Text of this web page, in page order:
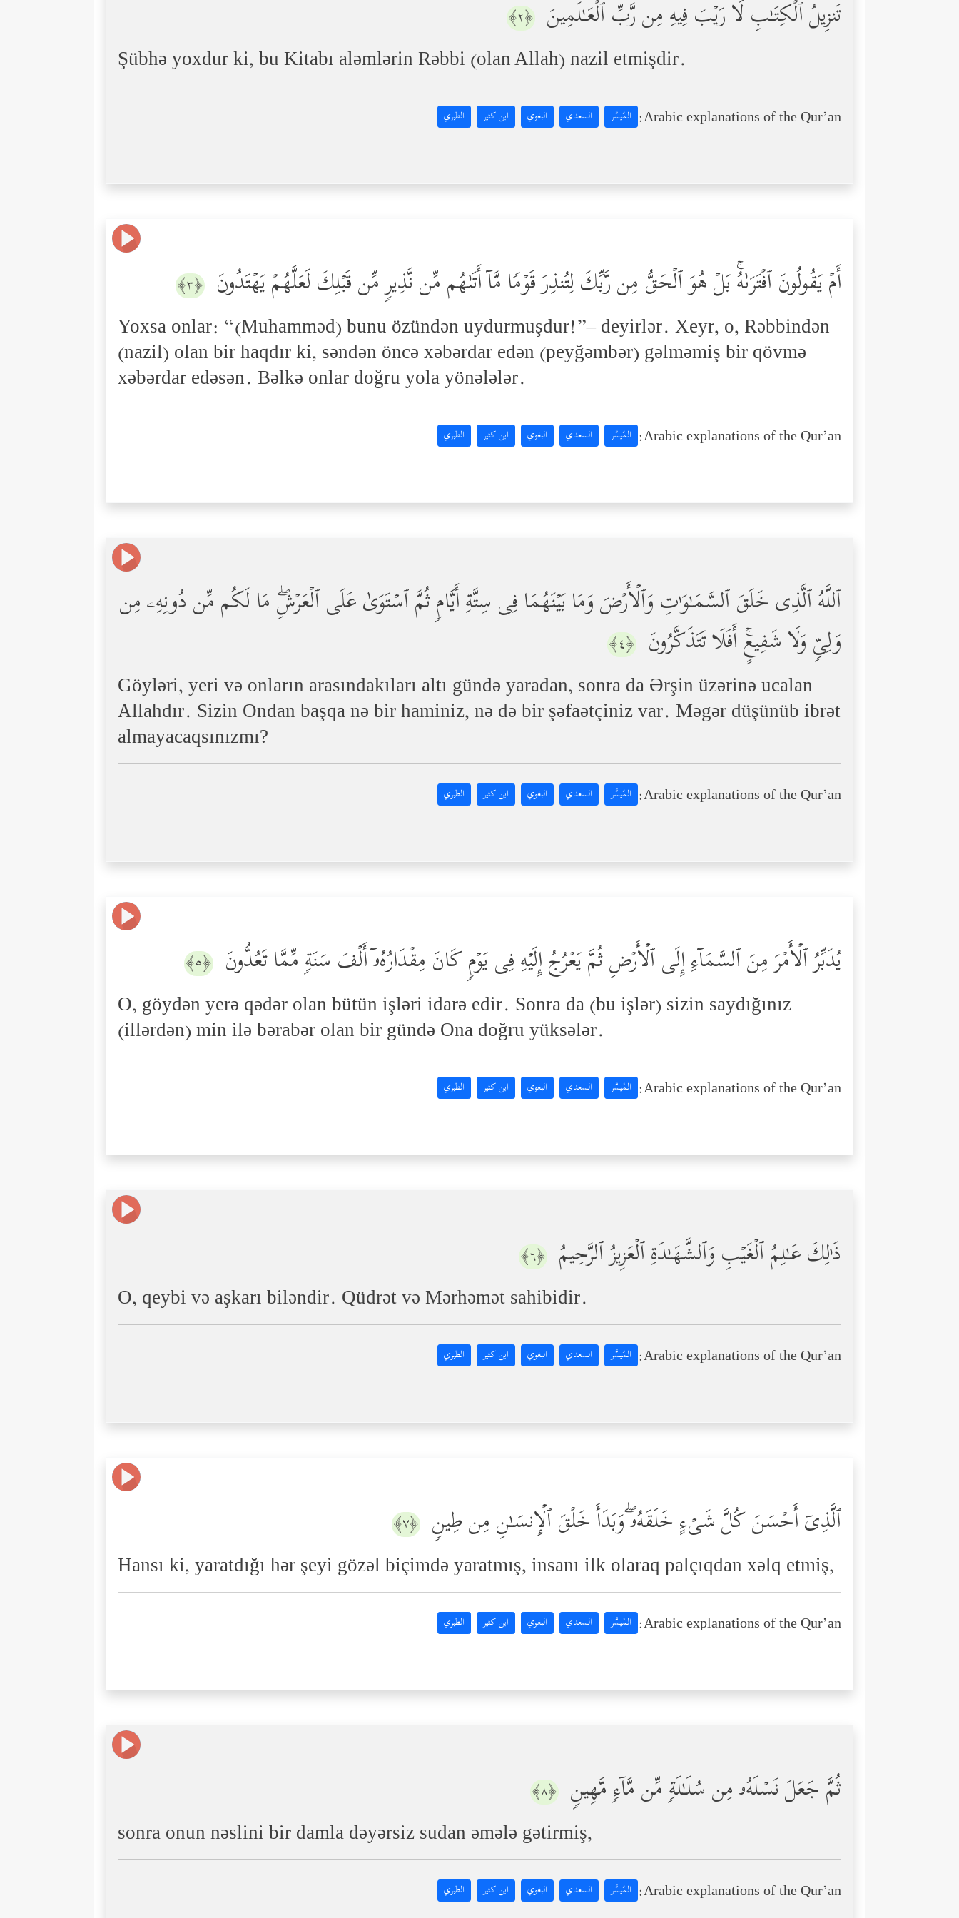
تَنزِیلُ ٱلۡكِتَـٰبِ لَا رَیۡبَ فِیهِ مِن رَّبِّ ٱلۡعَـٰلَمِینَ ﴿٢﴾
Şübhə yoxdur ki, bu Kitabı aləmlərin Rəbbi (olan Allah) nazil etmişdir.
Arabic explanations of the Qur’an: المُيسَّر السعدي البغوي ابن كثير الطبري
أَمۡ یَقُولُونَ ٱفۡتَرَىٰهُۚ بَلۡ هُوَ ٱلۡحَقُّ مِن رَّبِّكَ لِتُنذِرَ قَوۡمࣰا مَّاۤ أَتَىٰهُم مِّن نَّذِیرࣲ مِّن قَبۡلِكَ لَعَلَّهُمۡ یَهۡتَدُونَ ﴿٣﴾
Yoxsa onlar: “(Muhamməd) bunu özündən uydurmuşdur!”– deyirlər. Xeyr, o, Rəbbindən
(nazil) olan bir haqdır ki, səndən öncə xəbərdar edən (peyğəmbər) gəlməmiş bir qövmə
xəbərdar edəsən. Bəlkə onlar doğru yola yönələlər.
Arabic explanations of the Qur’an: المُيسَّر السعدي البغوي ابن كثير الطبري
ٱللَّهُ ٱلَّذِی خَلَقَ ٱلسَّمَـٰوَ ٰ⁠تِ وَٱلۡأَرۡضَ وَمَا بَیۡنَهُمَا فِی سِتَّةِ أَیَّامࣲ ثُمَّ ٱسۡتَوَىٰ عَلَى ٱلۡعَرۡشِۖ مَا لَكُم مِّن دُونِهِۦ مِن
وَلِیࣲّ وَلَا شَفِیعٍۚ أَفَلَا تَتَذَكَّرُونَ ﴿٤﴾
Göyləri, yeri və onların arasındakıları altı gündə yaradan, sonra da Ərşin üzərinə ucalan
Allahdır. Sizin Ondan başqa nə bir haminiz, nə də bir şəfaətçiniz var. Məgər düşünüb ibrət
almayacaqsınızmı?
Arabic explanations of the Qur’an: المُيسَّر السعدي البغوي ابن كثير الطبري
یُدَبِّرُ ٱلۡأَمۡرَ مِنَ ٱلسَّمَاۤءِ إِلَى ٱلۡأَرۡضِ ثُمَّ یَعۡرُجُ إِلَیۡهِ فِی یَوۡمࣲ كَانَ مِقۡدَارُهُۥۤ أَلۡفَ سَنَةࣲ مِّمَّا تَعُدُّونَ ﴿٥﴾
O, göydən yerə qədər olan bütün işləri idarə edir. Sonra da (bu işlər) sizin saydığınız
(illərdən) min ilə bərabər olan bir gündə Ona doğru yüksələr.
Arabic explanations of the Qur’an: المُيسَّر السعدي البغوي ابن كثير الطبري
ذَ ٰ⁠لِكَ عَـٰلِمُ ٱلۡغَیۡبِ وَٱلشَّهَـٰدَةِ ٱلۡعَزِیزُ ٱلرَّحِیمُ ﴿٦﴾
O, qeybi və aşkarı biləndir. Qüdrət və Mərhəmət sahibidir.
Arabic explanations of the Qur’an: المُيسَّر السعدي البغوي ابن كثير الطبري
ٱلَّذِیۤ أَحۡسَنَ كُلَّ شَیۡءٍ خَلَقَهُۥۖ وَبَدَأَ خَلۡقَ ٱلۡإِنسَـٰنِ مِن طِینࣲ ﴿٧﴾
Hansı ki, yaratdığı hər şeyi gözəl biçimdə yaratmış, insanı ilk olaraq palçıqdan xəlq etmiş,
Arabic explanations of the Qur’an: المُيسَّر السعدي البغوي ابن كثير الطبري
ثُمَّ جَعَلَ نَسۡلَهُۥ مِن سُلَـٰلَةࣲ مِّن مَّاۤءࣲ مَّهِینࣲ ﴿٨﴾
sonra onun nəslini bir damla dəyərsiz sudan əmələ gətirmiş,
Arabic explanations of the Qur’an: المُيسَّر السعدي البغوي ابن كثير الطبري